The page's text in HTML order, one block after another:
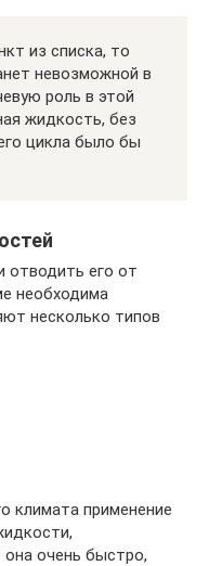
из списка, то
невозможной в
роль в этой
жидкость, без
цикла было бы
отводить его от
необходима
несколько типов
климата применение
очень быстро,